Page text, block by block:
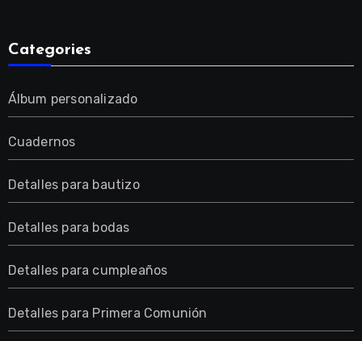
Categories
Álbum personalizado
Cuadernos
Detalles para bautizo
Detalles para bodas
Detalles para cumpleaños
Detalles para Primera Comunión